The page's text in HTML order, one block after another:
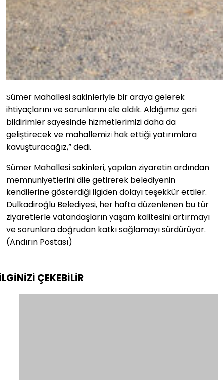
Sümer Mahallesi sakinleriyle bir araya gelerek
ihtiyaçlarını ve sorunlarını ele aldık. Aldığımız geri
bildirimler sayesinde hizmetlerimizi daha da
geliştirecek ve mahallemizi hak ettiği yatırımlara
kavuşturacağız,” dedi.
Sümer Mahallesi sakinleri, yapılan ziyaretin ardından
memnuniyetlerini dile getirerek belediyenin
kendilerine gösterdiği ilgiden dolayı teşekkür ettiler.
Dulkadiroğlu Belediyesi, her hafta düzenlenen bu tür
ziyaretlerle vatandaşların yaşam kalitesini artırmayı
ve sorunlara doğrudan katkı sağlamayı sürdürüyor.
(Andırın Postası)
ÇEKEBİLİR